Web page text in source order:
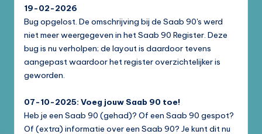
19-02-2026
Bug opgelost. De omschrijving bij de Saab 90's werd
niet meer weergegeven in het Saab 90 Register. Deze
bug is nu verholpen; de layout is daardoor tevens
aangepast waardoor het register overzichtelijker is
geworden.
07-10-2025: Voeg jouw Saab 90 toe!
Heb je een Saab 90 (gehad)? Of een Saab 90 gespot?
Of (extra) informatie over een Saab 90? Je kunt dit nu